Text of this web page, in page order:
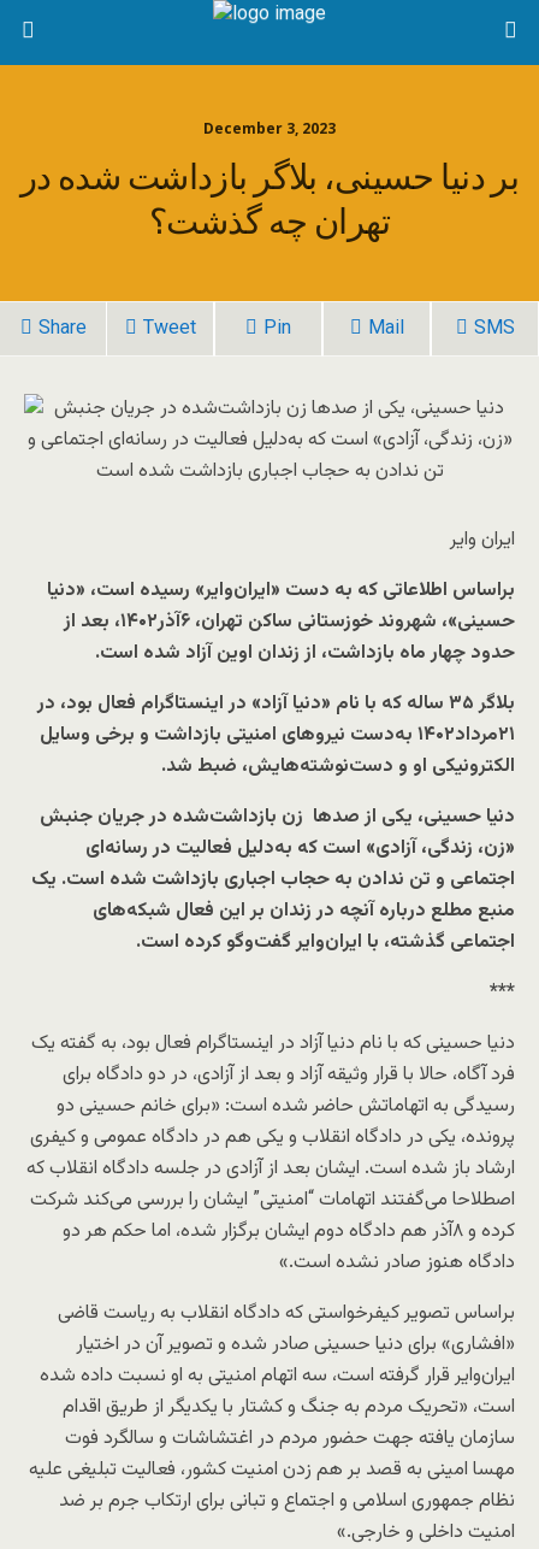
December 3, 2023
بر دنیا حسینی، بلاگر بازداشت شده در
تهران چه گذشت؟
Share Tweet Pin Mail SMS
ایران وایر
براساس اطلاعاتی که به دست «ایران‌وایر» رسیده است، «دنیا
حسینی»، شهروند خوزستانی ساکن تهران، ۶آذر۱۴۰۲، بعد از
حدود چهار ماه بازداشت، از زندان اوین آزاد شده است.
بلاگر ۳۵ ساله‌‌ که با نام «دنیا آزاد» در اینستاگرام فعال بود، در
۲۱مرداد۱۴۰۲ به‌دست نیروهای امنیتی بازداشت و برخی وسایل
الکترونیکی او و دست‌نوشته‌هایش، ضبط شد.
دنیا حسینی، یکی از صدها زن بازداشت‌شده در جریان جنبش
«زن، زندگی، آزادی» است که به‌دلیل فعالیت در رسانه‌ای
اجتماعی و تن ندادن به حجاب اجباری بازداشت شده است. یک
منبع مطلع درباره آنچه در زندان بر این فعال شبکه‌های
اجتماعی گذشته، با ایران‌وایر گفت‌وگو کرده است.
***
دنیا حسینی که با نام دنیا آزاد در اینستاگرام فعال بود، به گفته یک
فرد آگاه، حالا با قرار وثیقه آزاد و بعد از آزادی، در دو دادگاه برای
رسیدگی به اتهاماتش حاضر شده است: «برای خانم حسینی دو
پرونده، یکی در دادگاه انقلاب و یکی هم در دادگاه عمومی و کیفری
ارشاد باز شده است. ایشان بعد از آزادی در جلسه دادگاه انقلاب که
اصطلاحا می‌گفتند اتهامات “امنیتی” ایشان را بررسی می‌کند شرکت
کرده و ۸آذر هم دادگاه دوم ایشان برگزار شده، اما حکم هر دو
دادگاه هنوز صادر نشده است.»
بر‌اساس تصویر کیفرخواستی که دادگاه انقلاب به ریاست قاضی
«افشاری» برای دنیا حسینی صادر شده و تصویر آن در اختیار
ایران‌وایر قرار گرفته است، سه اتهام امنیتی به او نسبت داده شده
است، «تحریک مردم به جنگ و کشتار با یکدیگر از طریق اقدام
سازمان یافته جهت حضور مردم در اغتشاشات و سالگرد فوت
مهسا امینی به قصد بر هم زدن امنیت کشور، فعالیت تبلیغی علیه
نظام جمهوری اسلامی و اجتماع و تبانی برای ارتکاب جرم بر ضد
امنیت داخلی و خارجی.»